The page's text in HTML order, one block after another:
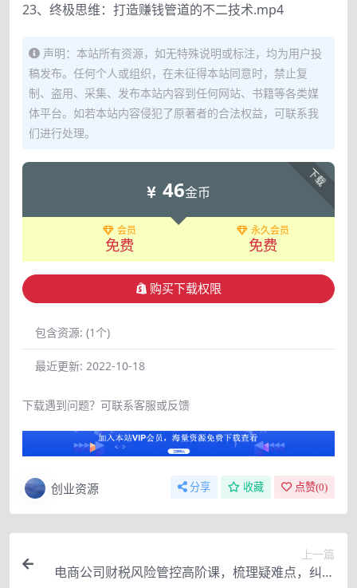
23、终极思维：打造赚钱管道的不二技术.mp4
声明：本站所有资源，如无特殊说明或标注，均为用户投
稿发布。任何个人或组织，在未征得本站同意时，禁止复
制、盗用、采集、发布本站内容到任何网站、书籍等各类媒
体平台。如若本站内容侵犯了原著者的合法权益，可联系我
们进行处理。
下载
46金币
会员
免费
永久会员
免费
购买下载权限
包含资源: (1个)
最近更新: 2022-10-18
下载遇到问题？可联系客服或反馈
创业资源 分享 收藏 点赞(0)
上一篇
电商公司财税风险管控高阶课，梳理疑难点，纠正